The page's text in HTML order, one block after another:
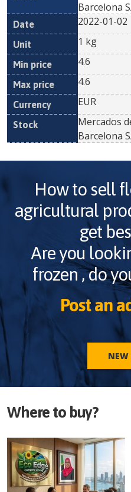
Barcelona
2022-01-02
1 kg
4.6
4.6
EUR
Mercados
Barcelona
How to sell
agricultural
get
Are you
frozen, do
Post an
NEW
Where to buy?